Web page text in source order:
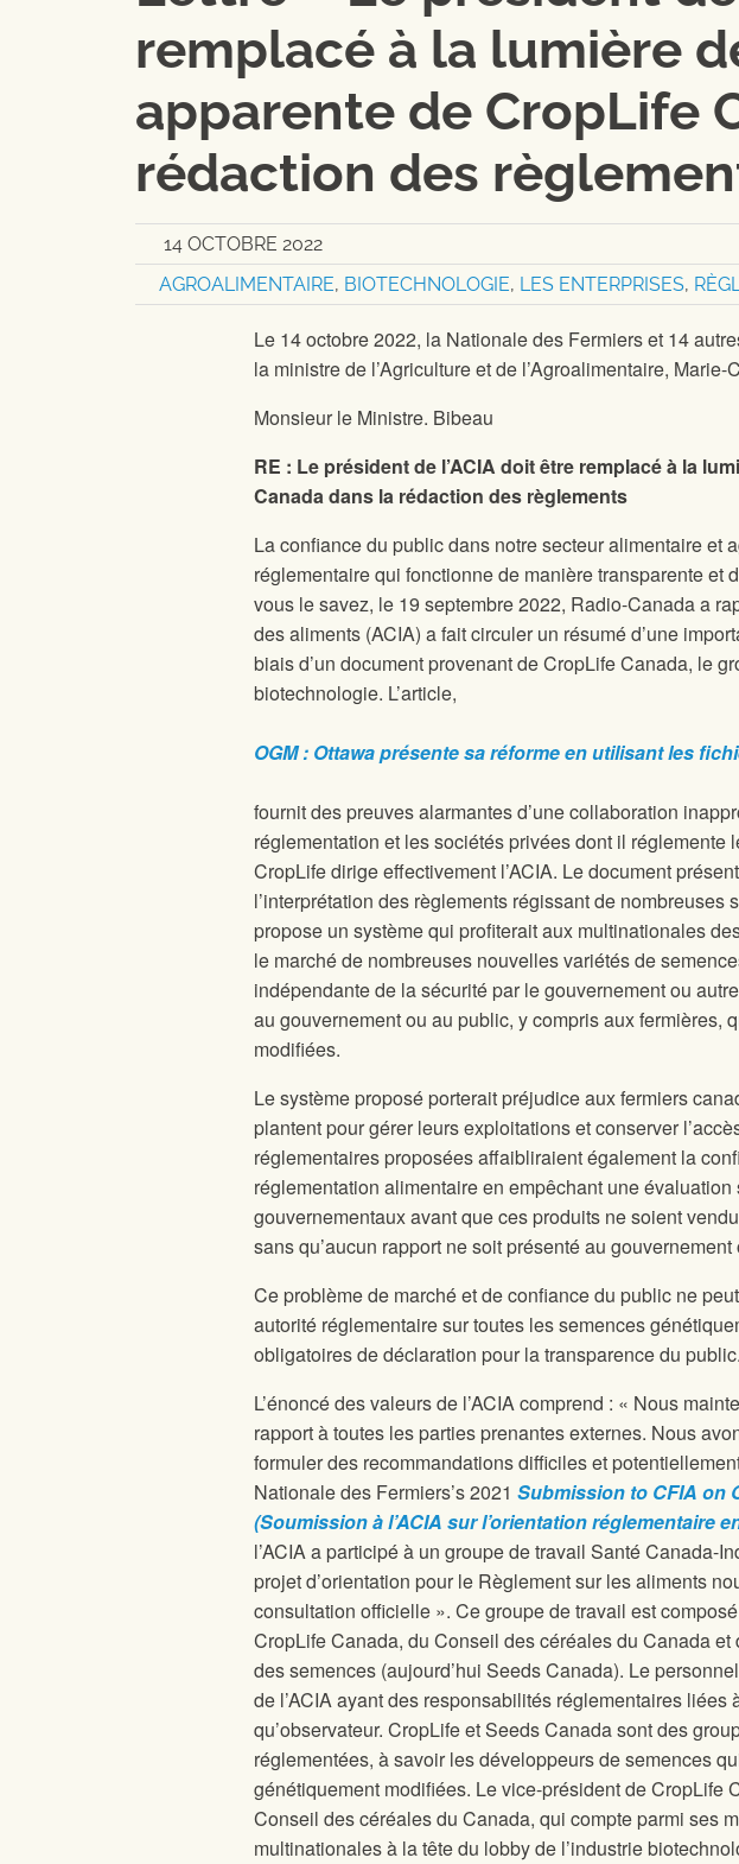
remplacé à la lumière
apparente de CropLife
rédaction des
14 OCTOBRE 2022
AGROALIMENTAIRE, BIOTECHNOLOGIE, LES ENTERPRISES,
Le 14 octobre 2022, la Nationale des Fermiers et 14
la ministre de l’Agriculture et de l’Agroalimentaire, Marie-
Monsieur le Ministre. Bibeau
RE : Le président de l’ACIA doit être remplacé à la
Canada dans la rédaction des règlements
La confiance du public dans notre secteur alimentaire et
réglementaire qui fonctionne de manière transparente et
vous le savez, le 19 septembre 2022, Radio-Canada a
des aliments (ACIA) a fait circuler un résumé d’une
biais d’un document provenant de CropLife Canada, le
biotechnologie. L’article,
OGM : Ottawa présente sa réforme en utilisant les
fournit des preuves alarmantes d’une collaboration
réglementation et les sociétés privées dont il réglemente
CropLife dirige effectivement l’ACIA. Le document
l’interprétation des règlements régissant de
propose un système qui profiterait aux multinationales
le marché de nombreuses nouvelles variétés de
indépendante de la sécurité par le gouvernement ou
au gouvernement ou au public, y compris aux fermières,
modifiées.
Le système proposé porterait préjudice aux fermiers
plantent pour gérer leurs exploitations et conserver
réglementaires proposées affaibliraient également la
réglementation alimentaire en empêchant une
gouvernementaux avant que ces produits ne soient
sans qu’aucun rapport ne soit présenté au
Ce problème de marché et de confiance du public ne
autorité réglementaire sur toutes les semences
obligatoires de déclaration pour la transparence du public.
L’énoncé des valeurs de l’ACIA comprend : « Nous
rapport à toutes les parties prenantes externes. Nous
formuler des recommandations difficiles et
Nationale des Fermiers’s 2021 Submission to CFIA on
(Soumission à l’ACIA sur l’orientation réglementaire
l’ACIA a participé à un groupe de travail Santé Canada-
projet d’orientation pour le Règlement sur les aliments
consultation officielle ». Ce groupe de travail est
CropLife Canada, du Conseil des céréales du Canada
des semences (aujourd’hui Seeds Canada). Le
de l’ACIA ayant des responsabilités réglementaires liées
qu’observateur. CropLife et Seeds Canada sont des
réglementées, à savoir les développeurs de semences
génétiquement modifiées. Le vice-président de CropLife
Conseil des céréales du Canada, qui compte parmi ses
multinationales à la tête du lobby de l’industrie